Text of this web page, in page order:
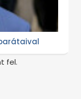
fel.